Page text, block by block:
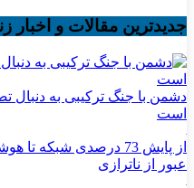
جدیدترین مقالات و اخبار
دشمن با جنگ ترکیبی به دنبال
است
از پایش 73 درصدی
عبور از ناترازی